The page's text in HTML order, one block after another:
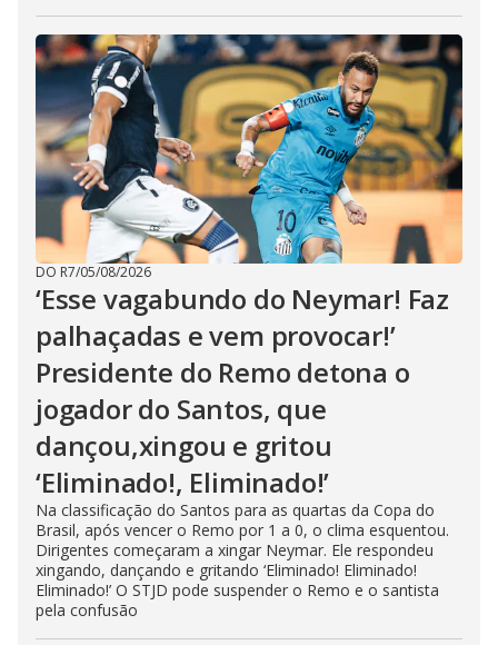
DO R7/05/08/2026
‘Esse vagabundo do Neymar! Faz
palhaçadas e vem provocar!’
Presidente do Remo detona o
jogador do Santos, que
dançou,xingou e gritou
‘Eliminado!, Eliminado!’
Na classificação do Santos para as quartas da Copa do
Brasil, após vencer o Remo por 1 a 0, o clima esquentou.
Dirigentes começaram a xingar Neymar. Ele respondeu
xingando, dançando e gritando ‘Eliminado! Eliminado!
Eliminado!’ O STJD pode suspender o Remo e o santista
pela confusão